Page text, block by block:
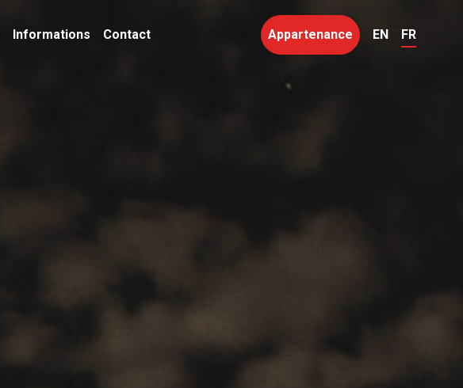
Appartenance EN FR
Informations Contact